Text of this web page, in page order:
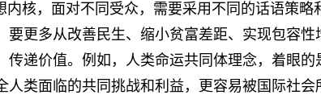
核，面对不同受众，需要采用不同的话语策略
要更多从改善民生、缩小贫富差距、实现包容性
传递价值。例如，人类命运共同体理念，着眼的
人类面临的共同挑战和利益，更容易被国际社会